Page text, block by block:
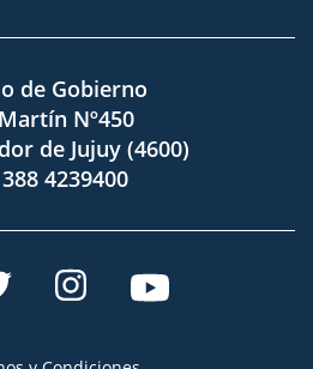
de Gobierno
Nº450
de Jujuy (4600)
4239400